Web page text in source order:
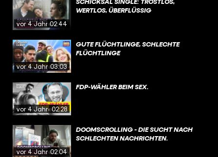
vor 4 Jahren02:44
WERTLOS, ÜBERFLÜSSIG
vor 4 Jahren03:03
GUTE FLÜCHTLINGE, SCHLECHTE
FLÜCHTLINGE
vor 4 Jahren02:28
FDP-WÄHLER BEIM SEX.
vor 4 Jahren02:04
DOOMSCROLLING - DIE SUCHT NACH
SCHLECHTEN NACHRICHTEN.